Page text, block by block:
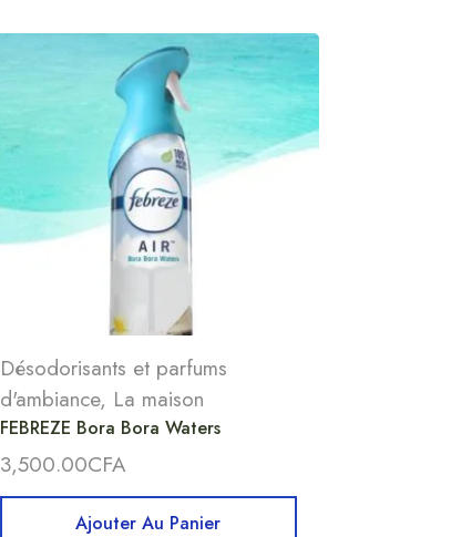
Désodorisants et parfums
d'ambiance, La maison
FEBREZE Bora Bora Waters
3,500.00CFA
Ajouter Au Panier